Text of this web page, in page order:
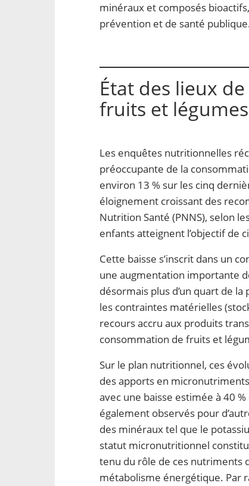
minéraux et composés
prévention et de santé
État des lieux
fruits et légumes
Les enquêtes nutritionnelles
préoccupante de la
environ 13 % sur les cinq
éloignement croissant des
Nutrition Santé (PNNS), selon
enfants atteignent l’objectif de
Cette baisse s’inscrit dans un
une augmentation importante
désormais plus d’un quart de
les contraintes matérielles
recours accru aux produits
consommation de fruits et
Sur le plan nutritionnel, ces
des apports en
avec une baisse estimée à 40
également observés pour
des minéraux tel que le
statut micronutritionnel
tenu du rôle de ces nutriments
métabolisme énergétique. Par